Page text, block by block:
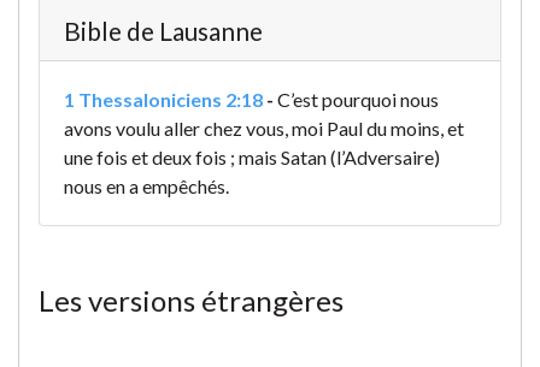
Bible de Lausanne
1 Thessaloniciens 2:18 - C’est pourquoi nous
avons voulu aller chez vous, moi Paul du moins, et
une fois et deux fois ; mais Satan (l’Adversaire)
nous en a empêchés.
Les versions étrangères